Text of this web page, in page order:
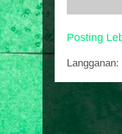
Posting
Langganan: